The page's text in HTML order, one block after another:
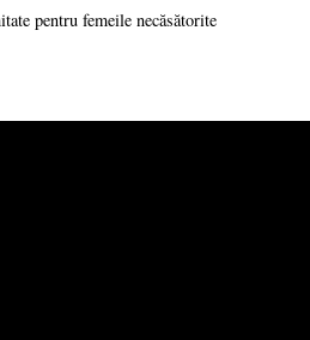
pentru femeile necăsătorite